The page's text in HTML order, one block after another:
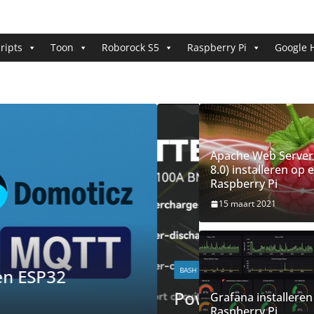
Toon Roborock S5 Raspberry Pi Google
HOW-TO PHP SCRIPTS
Een
Apache Web
8.0) installeren op
Raspberry Pi
15 maart 2021
Grafana
Raspberry Pi